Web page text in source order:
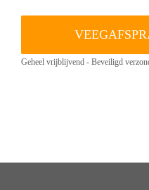
Geheel vrijblijvend - Beveiligd